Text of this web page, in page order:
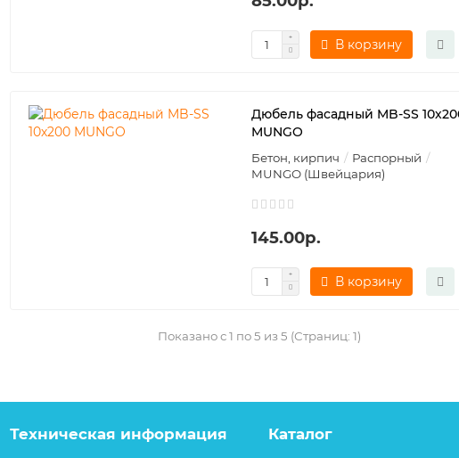
В корзину
Дюбель фасадный MB-SS
MUNGO
Бетон, кирпич
Распорный
MUNGO (Швейцария)
145.00р.
В корзину
Показано с 1 по 5 из 5 (Страниц: 1)
Техническая информация Каталог